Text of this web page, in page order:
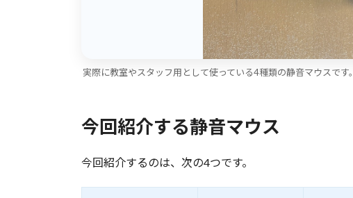
実際に教室やスタッフ用として使っている4種類の静音マウスです。
今回紹介する静音マウス
今回紹介するのは、次の4つです。